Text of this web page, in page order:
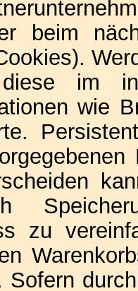
beim
im
wie
zu
Sofern